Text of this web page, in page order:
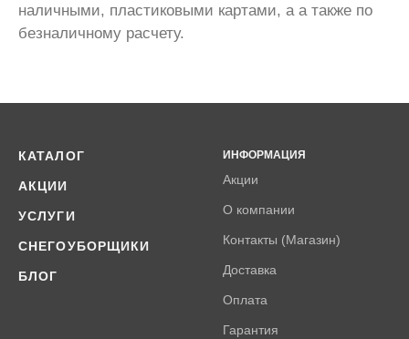
наличными, пластиковыми картами, а а также по
безналичному расчету.
КАТАЛОГ
АКЦИИ
УСЛУГИ
СНЕГОУБОРЩИКИ
БЛОГ
ИНФОРМАЦИЯ
Акции
О компании
Контакты (Магазин)
Доставка
Оплата
Гарантия